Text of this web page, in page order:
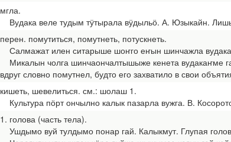
мгла.
Вудака веле тудым тӱтырала вӱдыльӧ. А. Юзыкайн.
перен. помутиться, помутнеть, потускнеть.
Салмажат илен ситарыше шоҥго еҥын шинчажла
Микалын чолга шинчаончалтышыже кенета вудакаҥме
вдруг словно помутнел, будто его захватило в свои
кишеть, шевелиться. см.: шолаш 1.
Культура пӧрт ончылно калык пазарла вужга. В.
1. голова (часть тела).
Ушдымо вуй тулдымо понар гай. Калыкмут. Глупая